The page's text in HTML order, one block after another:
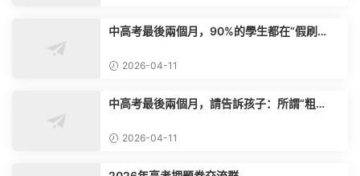
中高考最後兩個月，90%的學生都在“假刷
2026-04-11
中高考最後兩個月，請告訴孩子：所謂“粗
2026-04-11